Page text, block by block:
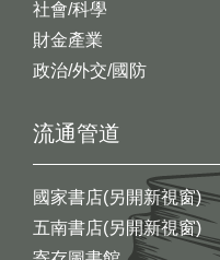
社會/科學
財金產業
政治/外交/國防
流通管道
國家書店(另開新視窗)
五南書店(另開新視窗)